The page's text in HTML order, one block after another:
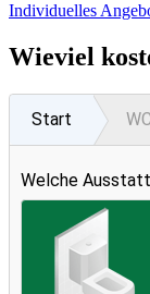
Individuelles
Wieviel